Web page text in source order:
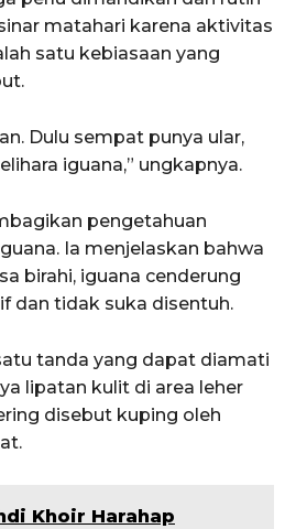
matahari karena aktivitas
satu kebiasaan yang
Dulu sempat punya ular,
iguana,” ungkapnya.
pengetahuan
Ia menjelaskan bahwa
birahi, iguana cenderung
dan tidak suka disentuh.
tanda yang dapat diamati
lipatan kulit di area leher
disebut kuping oleh
Khoir Harahap